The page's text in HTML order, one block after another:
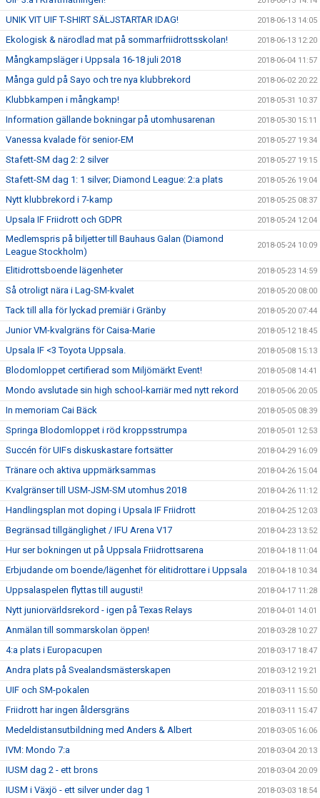
UNIK VIT UIF T-SHIRT SÄLJSTARTAR IDAG! 2018-06-13 14:05
Ekologisk & närodlad mat på sommarfriidrottsskolan! 2018-06-13 12:20
Mångkampsläger i Uppsala 16-18 juli 2018 2018-06-04 11:57
Många guld på Sayo och tre nya klubbrekord 2018-06-02 20:22
Klubbkampen i mångkamp! 2018-05-31 10:37
Information gällande bokningar på utomhusarenan 2018-05-30 15:11
Vanessa kvalade för senior-EM 2018-05-27 19:34
Stafett-SM dag 2: 2 silver 2018-05-27 19:15
Stafett-SM dag 1: 1 silver; Diamond League: 2:a plats 2018-05-26 19:04
Nytt klubbrekord i 7-kamp 2018-05-25 08:37
Upsala IF Friidrott och GDPR 2018-05-24 12:04
Medlemspris på biljetter till Bauhaus Galan (Diamond
League Stockholm)
2018-05-24 10:09
Elitidrottsboende lägenheter 2018-05-23 14:59
Så otroligt nära i Lag-SM-kvalet 2018-05-20 08:00
Tack till alla för lyckad premiär i Gränby 2018-05-20 07:44
Junior VM-kvalgräns för Caisa-Marie 2018-05-12 18:45
Upsala IF <3 Toyota Uppsala. 2018-05-08 15:13
Blodomloppet certifierad som Miljömärkt Event! 2018-05-08 14:41
Mondo avslutade sin high school-karriär med nytt rekord 2018-05-06 20:05
In memoriam Cai Bäck 2018-05-05 08:39
Springa Blodomloppet i röd kroppsstrumpa 2018-05-01 12:53
Succén för UIFs diskuskastare fortsätter 2018-04-29 16:09
Tränare och aktiva uppmärksammas 2018-04-26 15:04
Kvalgränser till USM-JSM-SM utomhus 2018 2018-04-26 11:12
Handlingsplan mot doping i Upsala IF Friidrott 2018-04-25 12:03
Begränsad tillgänglighet / IFU Arena V17 2018-04-23 13:52
Hur ser bokningen ut på Uppsala Friidrottsarena 2018-04-18 11:04
Erbjudande om boende/lägenhet för elitidrottare i Uppsala 2018-04-18 10:34
Uppsalaspelen flyttas till augusti! 2018-04-17 11:28
Nytt juniorvärldsrekord - igen på Texas Relays 2018-04-01 14:01
Anmälan till sommarskolan öppen! 2018-03-28 10:27
4:a plats i Europacupen 2018-03-17 18:47
Andra plats på Svealandsmästerskapen 2018-03-12 19:21
UIF och SM-pokalen 2018-03-11 15:50
Friidrott har ingen åldersgräns 2018-03-11 15:47
Medeldistansutbildning med Anders & Albert 2018-03-05 16:06
IVM: Mondo 7:a 2018-03-04 20:13
IUSM dag 2 - ett brons 2018-03-04 20:09
IUSM i Växjö - ett silver under dag 1 2018-03-03 18:54